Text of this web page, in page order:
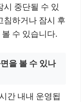
시 중단될 수 있
침하거나 잠시 후
수 있습니다.
을 볼 수 있나
간 내내 운영됩